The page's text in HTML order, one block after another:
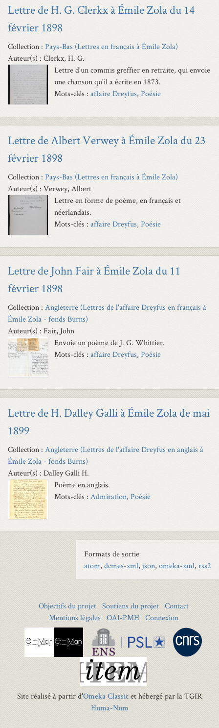
Lettre de H. G. Clerkx à Émile Zola du 14
février 1898
Collection : Pays-Bas (Lettres en français à Émile Zola)
Auteur(s) : Clerkx, H. G.
Lettre d'un commis greffier en retraite, qui envoie
une chanson qu'il a écrite en 1873.
Mots-clés : affaire Dreyfus, Poésie
Lettre de Albert Verwey à Émile Zola du 23
février 1898
Collection : Pays-Bas (Lettres en français à Émile Zola)
Auteur(s) : Verwey, Albert
Lettre en forme de poème, en français et
néerlandais.
Mots-clés : affaire Dreyfus, Poésie
Lettre de John Fair à Émile Zola du 11
février 1898
Collection : Angleterre (Lettres de l'affaire Dreyfus en français à
Émile Zola - fonds Burns)
Auteur(s) : Fair, John
Envoie un poème de J. G. Whittier.
Mots-clés : affaire Dreyfus, Poésie
Lettre de H. Dalley Galli à Émile Zola de mai
1899
Collection : Angleterre (Lettres de l'affaire Dreyfus en anglais à
Émile Zola - fonds Burns)
Auteur(s) : Dalley Galli H.
Poème en anglais.
Mots-clés : Admiration, Poésie
Formats de sortie
atom, dcmes-xml, json, omeka-xml, rss2
Objectifs du projet Soutiens du projet Contact
Mentions légales
OAI-PMH Connexion
Site réalisé à partir d'Omeka Classicet hébergé par la TGIR
Huma-Num